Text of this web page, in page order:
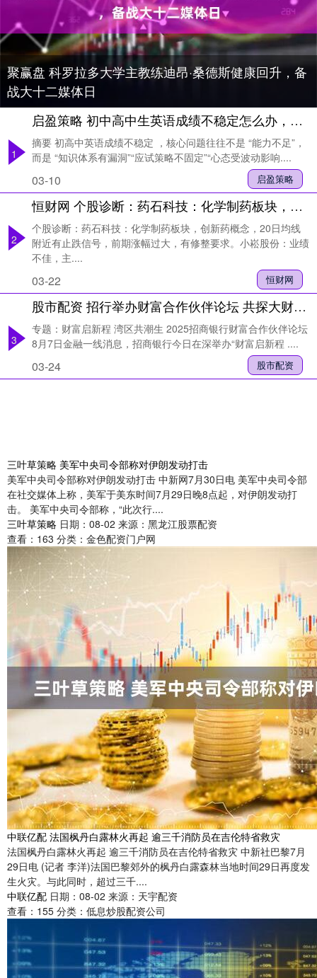
聚赢盘 科罗拉多大学主教练迪昂·桑德斯健康回升，备
战大十二媒体日
1
启盈策略 初中高中生英语成绩不稳定怎么办，看完这4点英语成绩就提高了
启盈策略
摘要 初高中英语成绩不稳定 ，核心问题往往不是 “能力不足”，
而是 “知识体系有漏洞”“应试策略不固定”“心态受波动影响....
03-10
2
恒财网 个股诊断：药石科技：化学制药板块，创新药概念，20日均线附近有止跌信号，前期涨幅过大，有修整要求。小崧股份：业绩不佳，主营家电，短期警惕业绩利空对股价造成的波动（杨勇）
恒财网
个股诊断：药石科技：化学制药板块，创新药概念，20日均线
附近有止跌信号，前期涨幅过大，有修整要求。小崧股份：业绩
不佳，主....
03-22
3
股市配资 招行举办财富合作伙伴论坛 共探大财富管理高质量发展新路径
股市配资
专题：财富启新程 湾区共潮生 2025招商银行财富合作伙伴论坛
8月7日金融一线消息，招商银行今日在深举办“财富启新程 ....
03-24
三叶草策略 美军中央司令部称对伊朗发动打击
美军中央司令部称对伊朗发动打击 中新网7月30日电 美军中央司令部
在社交媒体上称，美军于美东时间7月29日晚8点起，对伊朗发动打
击。 美军中央司令部称，“此次行....
三叶草策略 日期：08-02 来源：黑龙江股票配资
查看： 163 分类： 金色配资门户网
中联亿配 法国枫丹白露林火再起 逾三千消防员在吉伦特省救灾
法国枫丹白露林火再起 逾三千消防员在吉伦特省救灾 中新社巴黎7月
29日电 (记者 李洋)法国巴黎郊外的枫丹白露森林当地时间29日再度发
生火灾。与此同时，超过三千....
中联亿配 日期：08-02 来源：天宇配资
查看： 155 分类： 低息炒股配资公司